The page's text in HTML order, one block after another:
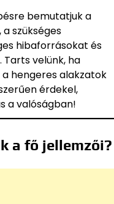
bemutatjuk a
szükséges
hibaforrásokat és
velünk, ha
hengeres alakzatok
érdekel,
a valóságban!
a fő jellemzői?